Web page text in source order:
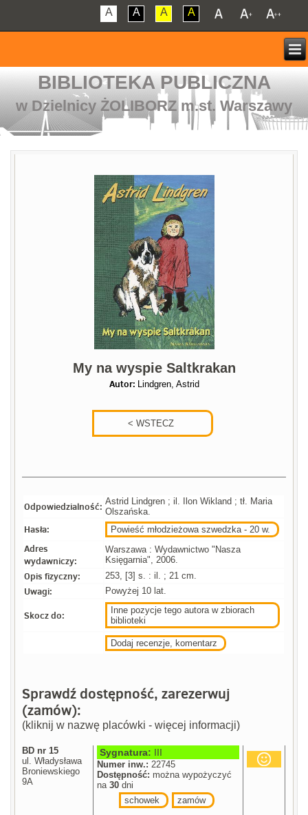
A A A A
BIBLIOTEKA PUBLICZNA
w Dzielnicy ŻOLIBORZ m.st. Warszawy
My na wyspie Saltkrakan
Autor: Lindgren, Astrid
Odpowiedzialność: Astrid Lindgren ; il. Ilon Wikland ; tł. Maria
Olszańska.
Hasła: Powieść młodzieżowa szwedzka - 20 w.
Adres
wydawniczy:
Warszawa : Wydawnictwo "Nasza
Księgarnia", 2006.
Opis fizyczny: 253, [3] s. : il. ; 21 cm.
Uwagi: Powyżej 10 lat.
Skocz do:
Inne pozycje tego autora w zbiorach
biblioteki
Dodaj recenzje, komentarz
Sprawdź dostępność, zarezerwuj
(zamów):
(kliknij w nazwę placówki - więcej informacji)
BD nr 15
ul. Władysława
Broniewskiego
9A
Sygnatura: III
Numer inw.: 22745
Dostępność: można wypożyczyć
na30 dni
schowek
zamów